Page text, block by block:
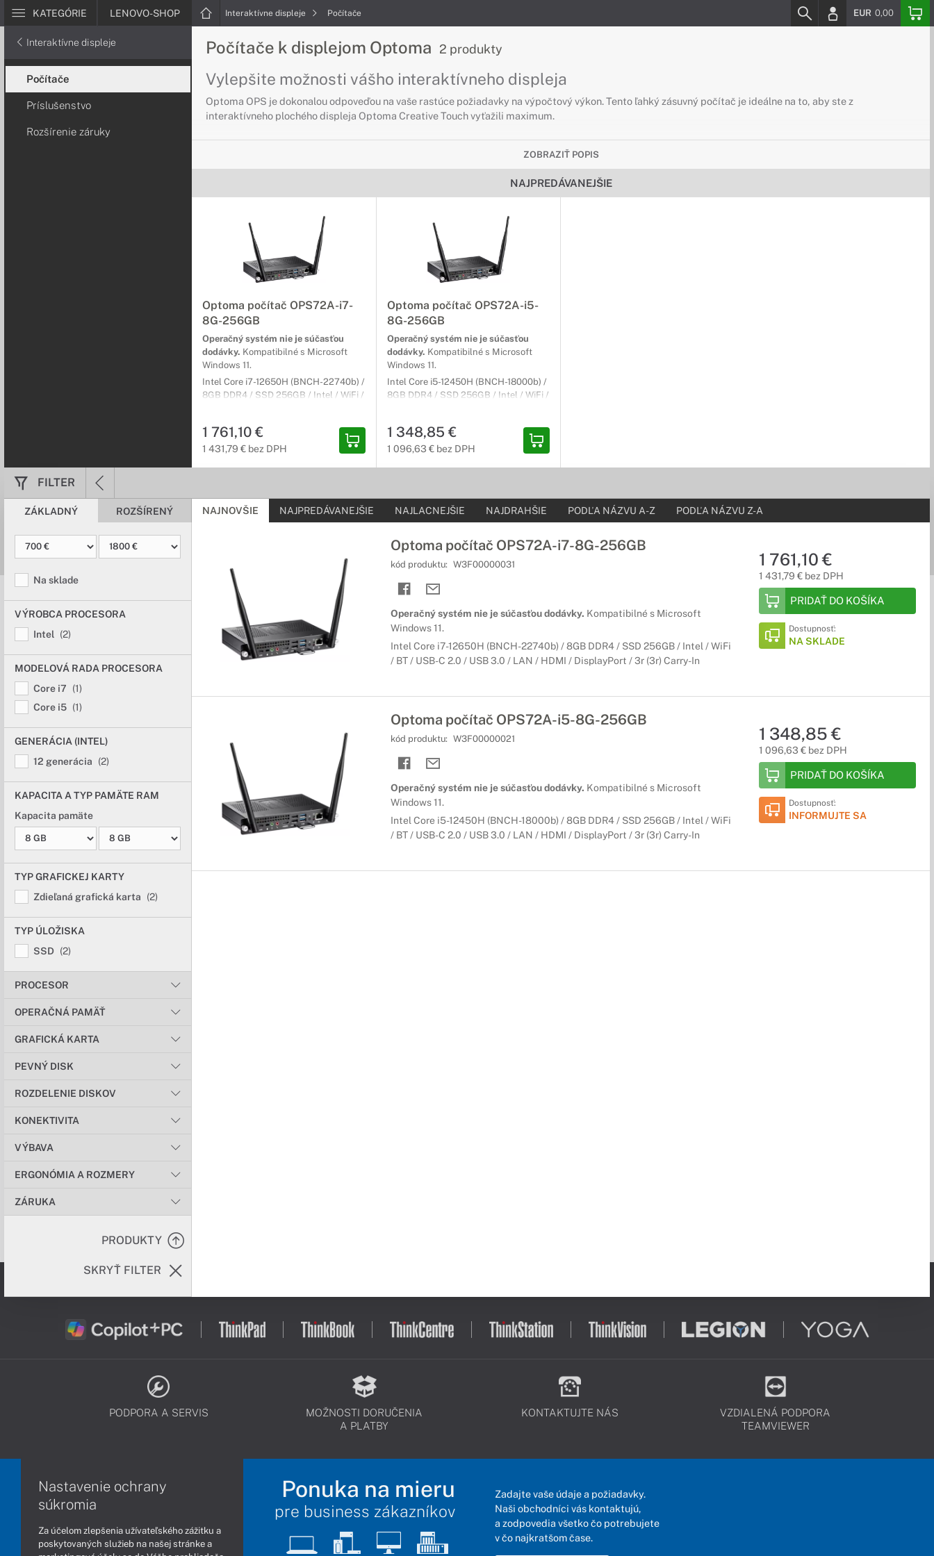
KATEGÓRIE LENOVO-SHOP Interaktívne displeje Počítače EUR 0,00
Interaktívne displeje
Počítače
Príslušenstvo
Rozšírenie záruky
Počítače k displejom Optoma 2 produkty
Vylepšite možnosti vášho interaktívneho displeja
Optoma OPS je dokonalou odpoveďou na vaše rastúce požiadavky na výpočtový výkon. Tento ľahký zásuvný počítač je ideálne na to, aby ste z
interaktívneho plochého displeja Optoma Creative Touch vyťažili maximum.
ZOBRAZIŤ POPIS
NAJPREDÁVANEJŠIE
Optoma počítač OPS72A-i7-
8G-256GB
Operačný systém nie je súčasťou
dodávky. Kompatibilné s Microsoft
Windows 11.
Intel Core i7-12650H (BNCH-22740b) /
8GB DDR4 / SSD 256GB / Intel / WiFi /
1 761,10 €
1 431,79 € bez DPH
Optoma počítač OPS72A-i5-
8G-256GB
Operačný systém nie je súčasťou
dodávky. Kompatibilné s Microsoft
Windows 11.
Intel Core i5-12450H (BNCH-18000b) /
8GB DDR4 / SSD 256GB / Intel / WiFi /
1 348,85 €
1 096,63 € bez DPH
FILTER
ZÁKLADNÝ ROZŠÍRENÝ
Na sklade
VÝROBCA PROCESORA
Intel
(2)
MODELOVÁ RADA PROCESORA
Core i7
(1)
Core i5 (1)
GENERÁCIA (INTEL)
12 generácia
(2)
KAPACITA A TYP PAMÄTE RAM
Kapacita pamäte
TYP GRAFICKEJ KARTY
Zdieľaná grafická karta
(2)
TYP ÚLOŽISKA
SSD (2)
PROCESOR
OPERAČNÁ PAMÄŤ
GRAFICKÁ KARTA
PEVNÝ DISK
ROZDELENIE DISKOV
KONEKTIVITA
VÝBAVA
ERGONÓMIA A ROZMERY
ZÁRUKA
PRODUKTY
SKRYŤ FILTER
NAJNOVŠIE NAJPREDÁVANEJŠIE NAJLACNEJŠIE NAJDRAHŠIE PODĽA NÁZVU A-Z PODĽA NÁZVU Z-A
Optoma počítač OPS72A-i7-8G-256GB
kód produktu: W3F00000031
Operačný systém nie je súčasťou dodávky. Kompatibilné s Microsoft
Windows 11.
Intel Core i7-12650H (BNCH-22740b) / 8GB DDR4 / SSD 256GB / Intel / WiFi
/ BT / USB-C 2.0 / USB 3.0 / LAN / HDMI / DisplayPort / 3r (3r) Carry-In
1 761,10 €
1 431,79 € bez DPH
PRIDAŤ DO KOŠÍKA
Dostupnosť:
NA SKLADE
Optoma počítač OPS72A-i5-8G-256GB
kód produktu: W3F00000021
Operačný systém nie je súčasťou dodávky. Kompatibilné s Microsoft
Windows 11.
Intel Core i5-12450H (BNCH-18000b) / 8GB DDR4 / SSD 256GB / Intel / WiFi
/ BT / USB-C 2.0 / USB 3.0 / LAN / HDMI / DisplayPort / 3r (3r) Carry-In
1 348,85 €
1 096,63 € bez DPH
PRIDAŤ DO KOŠÍKA
Dostupnosť:
INFORMUJTE SA
PODPORA A SERVIS
MOŽNOSTI DORUČENIA
A PLATBY
KONTAKTUJTE NÁS
VZDIALENÁ PODPORA
TEAMVIEWER
Ponuka na mieru
pre business zákazníkov
Zadajte vaše údaje a požiadavky.
Naši obchodníci vás kontaktujú,
a zodpovedia všetko čo potrebujete
v čo najkratšom čase.
Nastavenie ochrany
súkromia
Za účelom zlepšenia užívateľského zážitku a
poskytovaných služieb na našej stránke a